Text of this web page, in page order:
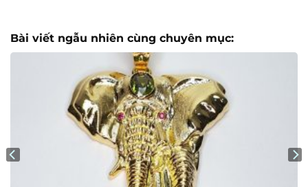
Bài viết ngẫu nhiên cùng chuyên mục: